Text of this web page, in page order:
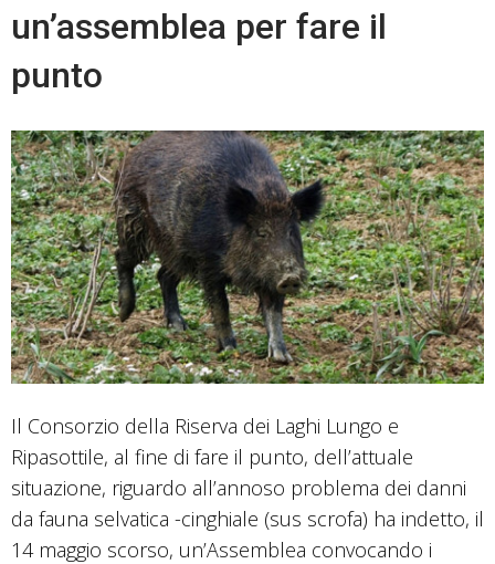
un’assemblea per fare il
punto
Il Consorzio della Riserva dei Laghi Lungo e
Ripasottile, al fine di fare il punto, dell’attuale
situazione, riguardo all’annoso problema dei danni
da fauna selvatica -cinghiale (sus scrofa) ha indetto, il
14 maggio scorso, un’Assemblea convocando i